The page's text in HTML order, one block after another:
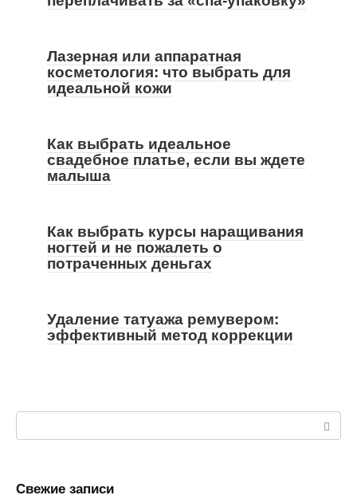
Лазерная или аппаратная
косметология: что выбрать для
идеальной кожи
Как выбрать идеальное
свадебное платье, если вы ждете
малыша
Как выбрать курсы наращивания
ногтей и не пожалеть о
потраченных деньгах
Удаление татуажа ремувером:
эффективный метод коррекции
Свежие записи